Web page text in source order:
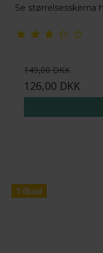
Se størrelsesskema
149,00 DKK
126,00 DKK
Tilbud